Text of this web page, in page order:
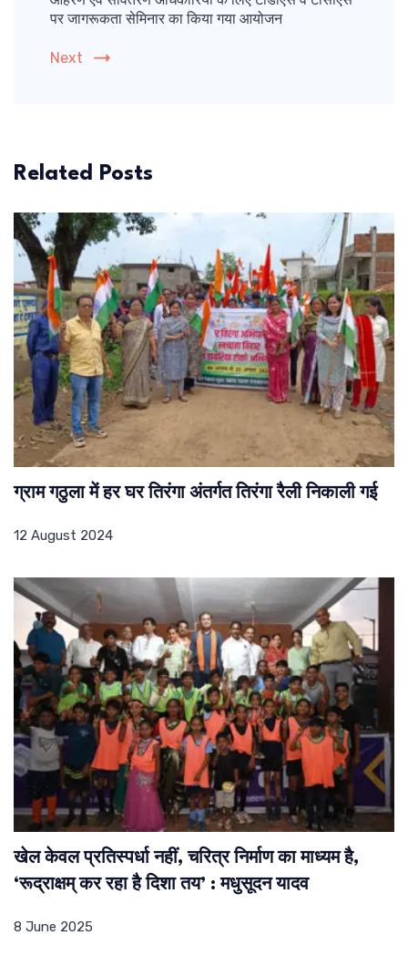
पर जागरूकता सेमिनार का किया गया आयोजन
Next
Related Posts
ग्राम गठुला में हर घर तिरंगा अंतर्गत तिरंगा रैली निकाली गई
12 August 2024
खेल केवल प्रतिस्पर्धा नहीं, चरित्र निर्माण का माध्यम है,
‘रूद्राक्षम् कर रहा है दिशा तय’ : मधुसूदन यादव
8 June 2025